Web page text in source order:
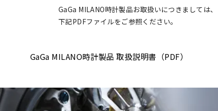
GaGa MILANO時計製品お取扱いにつきましては、
下記PDFファイルをご参照ください。
GaGa MILANO時計製品 取扱説明書（PDF）